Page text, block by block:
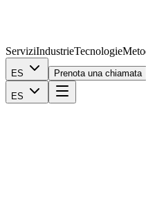
ServiziIndustrieTecnologie
ES Prenota una chiamata
ES